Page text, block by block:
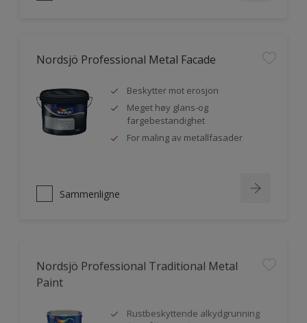
Nordsjö Professional Metal Facade
Beskytter mot erosjon
Meget høy glans-og
fargebestandighet
For maling av metallfasader
Sammenligne
Nordsjö Professional Traditional Metal
Paint
Rustbeskyttende alkydgrunning